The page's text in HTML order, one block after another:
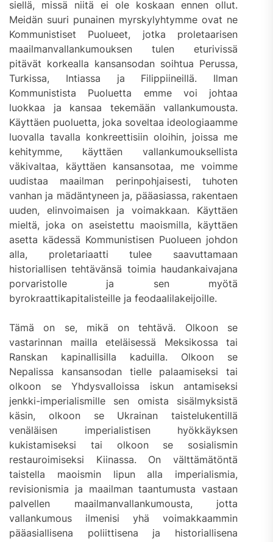
siellä, missä niitä ei ole koskaan ennen ollut.
Meidän suuri punainen myrskylyhtymme ovat ne
Kommunistiset Puolueet, jotka proletaarisen
maailmanvallankumouksen tulen eturivissä
pitävät korkealla kansansodan soihtua Perussa,
Turkissa, Intiassa ja Filippiineillä. Ilman
Kommunistista Puoluetta emme voi johtaa
luokkaa ja kansaa tekemään vallankumousta.
Käyttäen puoluetta, joka soveltaa ideologiaamme
luovalla tavalla konkreettisiin oloihin, joissa me
kehitymme, käyttäen vallankumouksellista
väkivaltaa, käyttäen kansansotaa, me voimme
uudistaa maailman perinpohjaisesti, tuhoten
vanhan ja mädäntyneen ja, pääasiassa, rakentaen
uuden, elinvoimaisen ja voimakkaan. Käyttäen
mieltä, joka on aseistettu maoismilla, käyttäen
asetta kädessä Kommunistisen Puolueen johdon
alla, proletariaatti tulee saavuttamaan
historiallisen tehtävänsä toimia haudankaivajana
porvaristolle ja sen myötä
byrokraattikapitalisteille ja feodaalilakeijoille.
Tämä on se, mikä on tehtävä. Olkoon se
vastarinnan mailla eteläisessä Meksikossa tai
Ranskan kapinallisilla kaduilla. Olkoon se
Nepalissa kansansodan tielle palaamiseksi tai
olkoon se Yhdysvalloissa iskun antamiseksi
jenkki-imperialismille sen omista sisälmyksistä
käsin, olkoon se Ukrainan taistelukentillä
venäläisen imperialistisen hyökkäyksen
kukistamiseksi tai olkoon se sosialismin
restauroimiseksi Kiinassa. On välttämätöntä
taistella maoismin lipun alla imperialismia,
revisionismia ja maailman taantumusta vastaan
palvellen maailmanvallankumousta, jotta
vallankumous ilmenisi yhä voimakkaammin
pääasiallisena poliittisena ja historiallisena